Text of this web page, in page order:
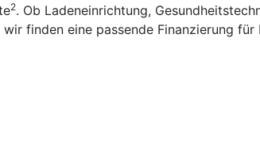
2. Ob Ladeneinrichtung,
finden eine passende Finanzierung